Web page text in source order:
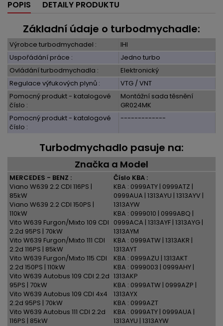
POPIS DETAILY PRODUKTU
Základní údaje o turbodmychadle:
Výrobce turbodmychadel :
IHI
Uspořádání práce :
Jedno turbo
Ovládání turbodmychadla :
Elektronický
Regulace výfukových plynů :
VTG / VNT
Pomocný produkt - katalogové
číslo :
Montážní sada těsnění
GR024MK
Pomocný produkt - katalogové
číslo :
-------------
Turbodmychadlo pasuje na:
Značka a Model
MERCEDES - BENZ :
Viano W639 2.2 CDI 116PS |
85kW
Viano W639 2.2 CDI 150PS |
110kW
Vito W639 Furgon/Mixto 109 CDI
2.2d 95PS | 70kW
Vito W639 Furgon/Mixto 111 CDI
2.2d 116PS | 85kW
Vito W639 Furgon/Mixto 115 CDI
2.2d 150PS | 110kW
Vito W639 Autobus 109 CDI 2.2d
95PS | 70kW
Vito W639 Autobus 109 CDI 4x4
2.2d 95PS | 70kW
Vito W639 Autobus 111 CDI 2.2d
116PS | 85kW
Číslo KBA :
KBA : 0999ATY | 0999ATZ |
0999AUA | 1313AYU | 1313AYV |
1313AYW
KBA : 0999010 | 0999ABQ |
0999ACA | 1313AYF | 1313AYG |
1313AYM
KBA : 0999ATW | 1313AKR |
1313AYT
KBA : 0999AZU | 1313AKT
KBA : 0999003 | 0999AHY |
1313AKP
KBA : 0999ATW | 0999AZP |
1313AYX
KBA : 0999AZT
KBA : 0999ATY | 0999AUA |
1313AYU | 1313AYW